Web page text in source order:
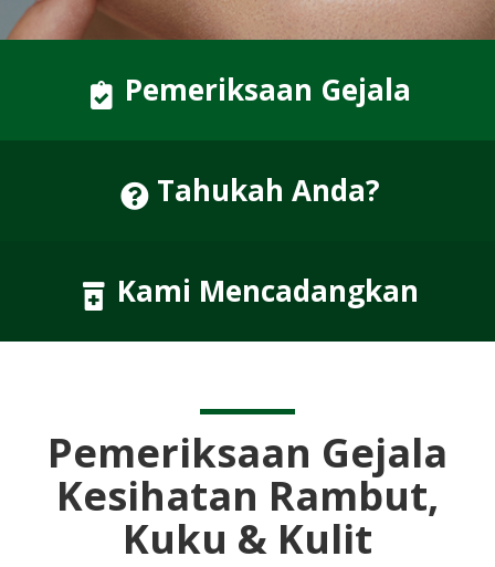
Pemeriksaan Gejala
Tahukah Anda?
Kami Mencadangkan
Pemeriksaan Gejala
Kesihatan Rambut,
Kuku & Kulit